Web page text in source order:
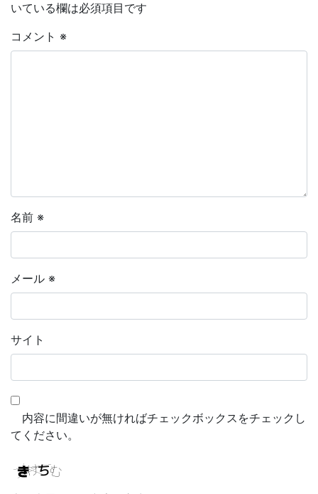
いている欄は必須項目です
コメント ※
名前 ※
メール ※
サイト
内容に間違いが無ければチェックボックスをチェックし
てください。